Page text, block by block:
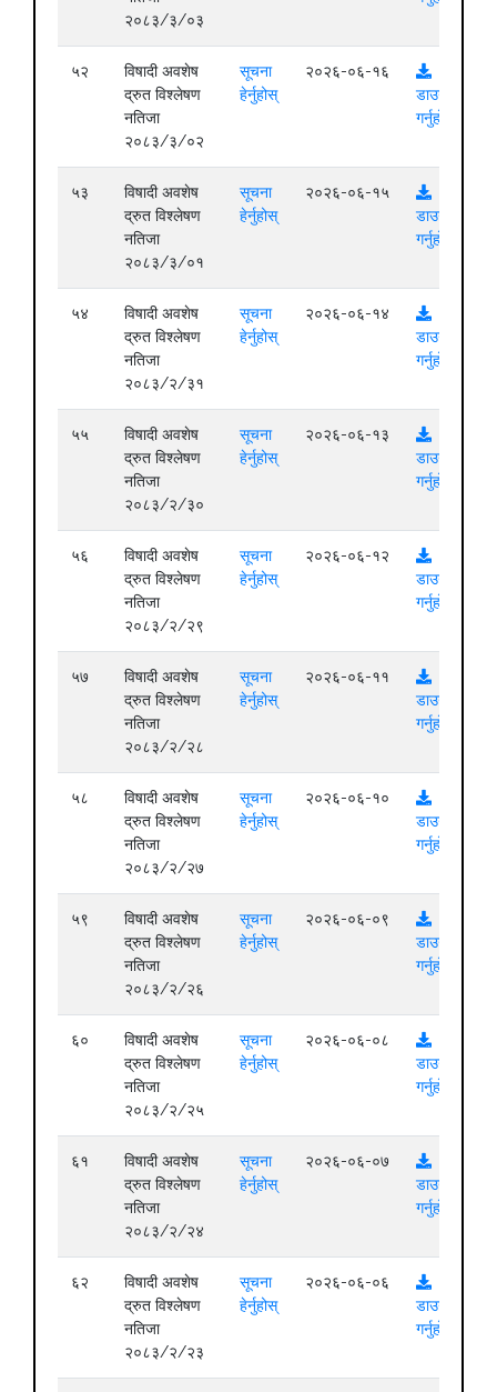
२०८३/३/०३
५२
विषादी अवशेष
द्रुत विश्लेषण
नतिजा
२०८३/३/०२
सूचना
हेर्नुहोस्
२०२६-०६-१६
डाउनलोड
गर्नुहोस्
५३
विषादी अवशेष
द्रुत विश्लेषण
नतिजा
२०८३/३/०१
सूचना
हेर्नुहोस्
२०२६-०६-१५
डाउनलोड
गर्नुहोस्
५४
विषादी अवशेष
द्रुत विश्लेषण
नतिजा
२०८३/२/३१
सूचना
हेर्नुहोस्
२०२६-०६-१४
डाउनलोड
गर्नुहोस्
५५
विषादी अवशेष
द्रुत विश्लेषण
नतिजा
२०८३/२/३०
सूचना
हेर्नुहोस्
२०२६-०६-१३
डाउनलोड
गर्नुहोस्
५६
विषादी अवशेष
द्रुत विश्लेषण
नतिजा
२०८३/२/२९
सूचना
हेर्नुहोस्
२०२६-०६-१२
डाउनलोड
गर्नुहोस्
५७
विषादी अवशेष
द्रुत विश्लेषण
नतिजा
२०८३/२/२८
सूचना
हेर्नुहोस्
२०२६-०६-११
डाउनलोड
गर्नुहोस्
५८
विषादी अवशेष
द्रुत विश्लेषण
नतिजा
२०८३/२/२७
सूचना
हेर्नुहोस्
२०२६-०६-१०
डाउनलोड
गर्नुहोस्
५९
विषादी अवशेष
द्रुत विश्लेषण
नतिजा
२०८३/२/२६
सूचना
हेर्नुहोस्
२०२६-०६-०९
डाउनलोड
गर्नुहोस्
६०
विषादी अवशेष
द्रुत विश्लेषण
नतिजा
२०८३/२/२५
सूचना
हेर्नुहोस्
२०२६-०६-०८
डाउनलोड
गर्नुहोस्
६१
विषादी अवशेष
द्रुत विश्लेषण
नतिजा
२०८३/२/२४
सूचना
हेर्नुहोस्
२०२६-०६-०७
डाउनलोड
गर्नुहोस्
६२
विषादी अवशेष
द्रुत विश्लेषण
नतिजा
२०८३/२/२३
सूचना
हेर्नुहोस्
२०२६-०६-०६
डाउनलोड
गर्नुहोस्